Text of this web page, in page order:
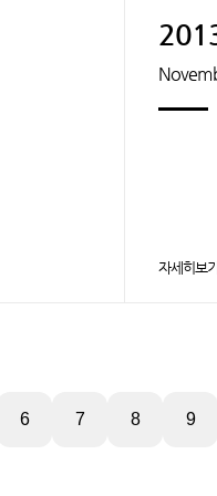
자세히보
6 7 8 9